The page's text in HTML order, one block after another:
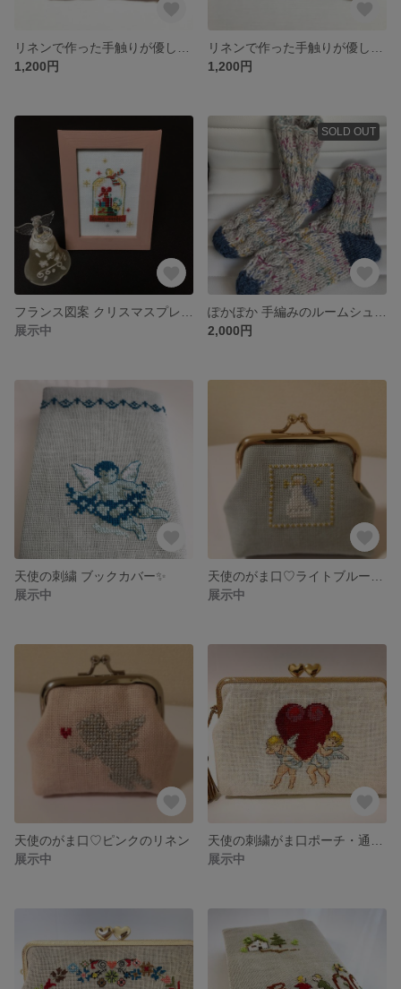
1,200円
1,200円
展示中
SOLD OUT
2,000円
天使の刺繍 ブックカバー✨
展示中
展示中
天使のがま口♡ピンクのリネン
展示中
展示中